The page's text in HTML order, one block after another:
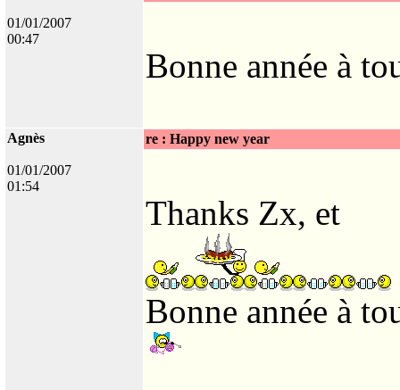
01/01/2007
00:47
Bonne année à
Agnès
01/01/2007
01:54
re : Happy new year
Thanks Zx, et
Bonne année à